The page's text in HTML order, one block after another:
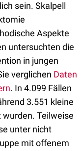
sein. Skalpell
Aspekte
untersuchten die
in jungen
verglichen Daten
. In 4.099 Fällen
3.551 kleine
wurden. Teilweise
unter nicht
mit offenem